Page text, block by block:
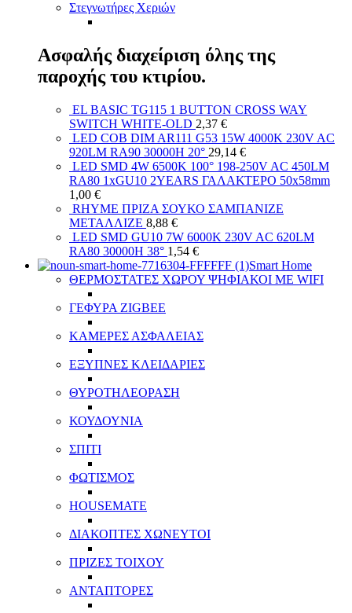
Στεγνωτήρες Χεριών
Ασφαλής διαχείριση όλης της
παροχής του κτιρίου.
EL BASIC TG115 1 BUTTON CROSS WAY
SWITCH WHITE-OLD 2,37 €
LED COB DIM AR111 G53 15W 4000K 230V AC
920LM RA90 30000H 20° 29,14 €
LED SMD 4W 6500K 100° 198-250V AC 450LM
RA80 1xGU10 2YEARS ΓΑΛΑΚΤΕΡΟ 50x58mm
1,00 €
RHYME ΠΡΙΖΑ ΣΟΥΚΟ ΣΑΜΠΑΝΙΖΕ
ΜΕΤΑΛΛΙΖΕ 8,88 €
LED SMD GU10 7W 6000K 230V AC 620LM
RA80 30000H 38° 1,54 €
Smart Home
ΘΕΡΜΟΣΤΑΤΕΣ ΧΩΡΟΥ ΨΗΦΙΑΚΟΙ ΜΕ WIFI
ΓΕΦΥΡΑ ZIGBEE
ΚΑΜΕΡΕΣ ΑΣΦΑΛΕΙΑΣ
ΕΞΥΠΝΕΣ ΚΛΕΙΔΑΡΙΕΣ
ΘΥΡΟΤΗΛΕΟΡΑΣΗ
ΚΟΥΔΟΥΝΙΑ
ΣΠΙΤΙ
ΦΩΤΙΣΜΟΣ
HOUSEMATE
ΔΙΑΚΟΠΤΕΣ ΧΩΝΕΥΤΟΙ
ΠΡΙΖΕΣ ΤΟΙΧΟΥ
ΑΝΤΑΠΤΟΡΕΣ